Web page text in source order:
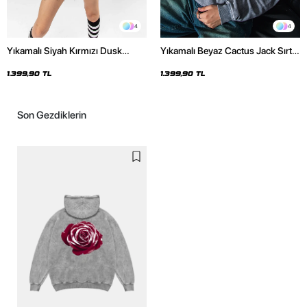
4
Yıkamalı Siyah Kırmızı Dusk
1.399,90 TL
4
Yıkamalı Beyaz Cactus Jack Sırt
1.399,90 TL
Son Gezdiklerin